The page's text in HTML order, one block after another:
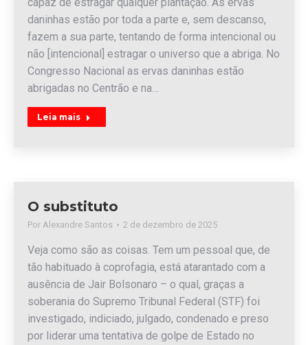
daninhas estão por toda a parte e, sem descanso,
fazem a sua parte, tentando de forma intencional ou
não [intencional] estragar o universo que a abriga. No
Congresso Nacional as ervas daninhas estão
abrigadas no Centrão e na…
Leia mais
O substituto
Por Alexandre Santos 2 de dezembro de 2025
Veja como são as coisas. Tem um pessoal que, de
tão habituado à coprofagia, está atarantado com a
ausência de Jair Bolsonaro – o qual, graças a
soberania do Supremo Tribunal Federal (STF) foi
investigado, indiciado, julgado, condenado e preso
por liderar uma tentativa de golpe de Estado no